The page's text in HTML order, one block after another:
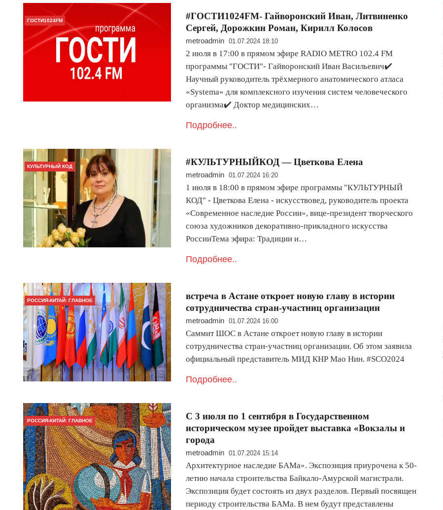
ГОСТИ1024FM
#ГОСТИ1024FM- Гайворонский Иван, Литвиненко
Сергей, Дорожкин Роман, Кирилл Колосов
metroadmin 01.07.2024 18:10
2 июля в 17:00 в прямом эфире RADIO METRO 102.4 FM
программы "ГОСТИ"- Гайворонский Иван Васильевич✔️
Научный руководитель трёхмерного анатомического атласа
«Systema» для комплексного изучения систем человеческого
организма✔️ Доктор медицинских…
Подробнее..
КУЛЬТУРНЫЙ КОД #КУЛЬТУРНЫЙКОД — Цветкова Елена
metroadmin 01.07.2024 16:20
1 июля в 18:00 в прямом эфире программы "КУЛЬТУРНЫЙ
КОД" - Цветкова Елена - искусствовед, руководитель проекта
«Современное наследие России», вице-президент творческого
союза художников декоративно-прикладного искусства
РоссииТема эфира: Традиции и…
Подробнее..
РОССИЯ-КИТАЙ: ГЛАВНОЕ
встреча в Астане откроет новую главу в истории
сотрудничества стран-участниц организации
metroadmin 01.07.2024 16:00
Саммит ШОС в Астане откроет новую главу в истории
сотрудничества стран-участниц организации. Об этом заявила
официальный представитель МИД КНР Мао Нин. #SCO2024
Подробнее..
РОССИЯ-КИТАЙ: ГЛАВНОЕ
С 3 июля по 1 сентября в Государственном
историческом музее пройдет выставка «Вокзалы и
города
metroadmin 01.07.2024 15:14
Архитектурное наследие БАМа». Экспозиция приурочена к 50-
летию начала строительства Байкало-Амурской магистрали.
Экспозиция будет состоять из двух разделов. Первый посвящен
периоду строительства БАМа. В нем будут представлены